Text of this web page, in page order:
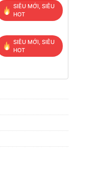
SIÊU MỚI, SIÊU
HOT
SIÊU MỚI, SIÊU
HOT